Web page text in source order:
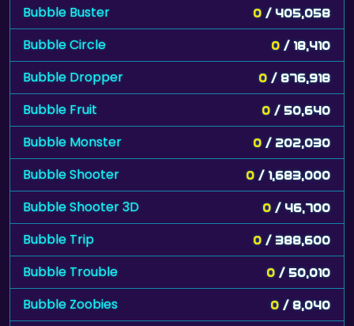
Bubble Buster 0 / 405,058
Bubble Circle 0 / 18,410
Bubble Dropper 0 / 876,918
Bubble Fruit 0 / 50,640
Bubble Monster 0 / 202,030
Bubble Shooter 0 / 1,683,000
Bubble Shooter 3D 0 / 46,700
Bubble Trip 0 / 388,600
Bubble Trouble 0 / 50,010
Bubble Zoobies 0 / 8,040